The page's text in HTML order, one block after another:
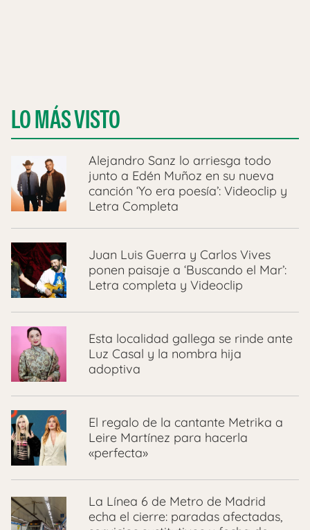
LO MÁS VISTO
Alejandro Sanz lo arriesga todo
junto a Edén Muñoz en su nueva
canción ‘Yo era poesía’: Videoclip y
Letra Completa
Juan Luis Guerra y Carlos Vives
ponen paisaje a ‘Buscando el Mar’:
Letra completa y Videoclip
Esta localidad gallega se rinde ante
Luz Casal y la nombra hija
adoptiva
El regalo de la cantante Metrika a
Leire Martínez para hacerla
«perfecta»
La Línea 6 de Metro de Madrid
echa el cierre: paradas afectadas,